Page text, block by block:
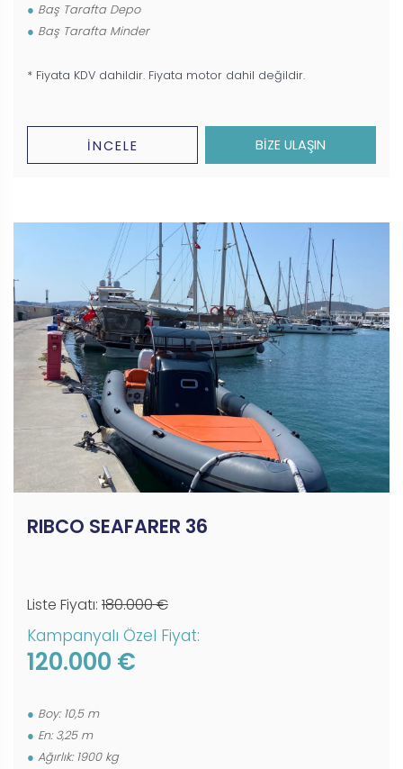
Baş Tarafta Depo
Baş Tarafta Minder
* Fiyata KDV dahildir. Fiyata motor dahil değildir.
İNCELE BİZE ULAŞIN
RIBCO SEAFARER 36
Liste Fiyatı: 180.000 €
Kampanyalı Özel Fiyat:
120.000 €
Boy: 10,5 m
En: 3,25 m
Ağırlık: 1900 kg